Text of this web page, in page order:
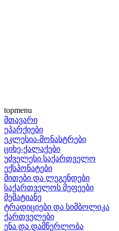
topmenu
მთავარი
ეპარქიები
ეკლესია-მონასტრები
ციხე-ქალაქები
უძველესი საქართველო
ექსპონატები
მითები და ლეგენდები
საქართველოს მეფეები
მემატიანე
ტრადიციები და სიმბოლიკა
ქართველები
ენა და დამწერლობა